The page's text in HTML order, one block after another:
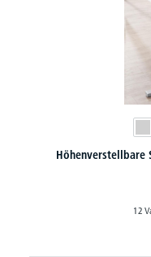
Monosäule